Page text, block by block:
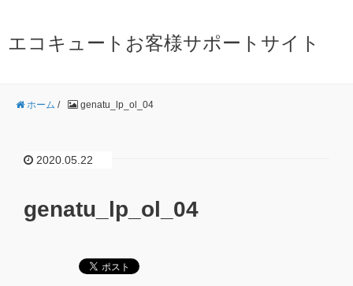
エコキュートお客様サポートサイト
ホーム / genatu_lp_ol_04
2020.05.22
genatu_lp_ol_04